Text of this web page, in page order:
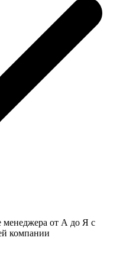
менеджера от А до Я с
компании